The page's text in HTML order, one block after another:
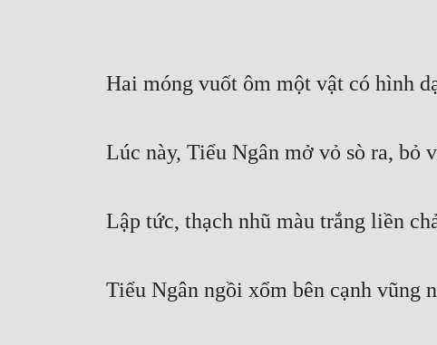
Hai móng vuốt ôm một vật có hình
Lúc này, Tiểu Ngân mở vỏ sò ra, bỏ
Lập tức, thạch nhũ màu trắng liền
Tiểu Ngân ngồi xổm bên cạnh vũng